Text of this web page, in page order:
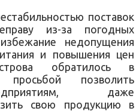
поставок
из-за погодных
недопущения
и повышения цен
обратилось в
просьбой позволить
даже
свою продукцию в